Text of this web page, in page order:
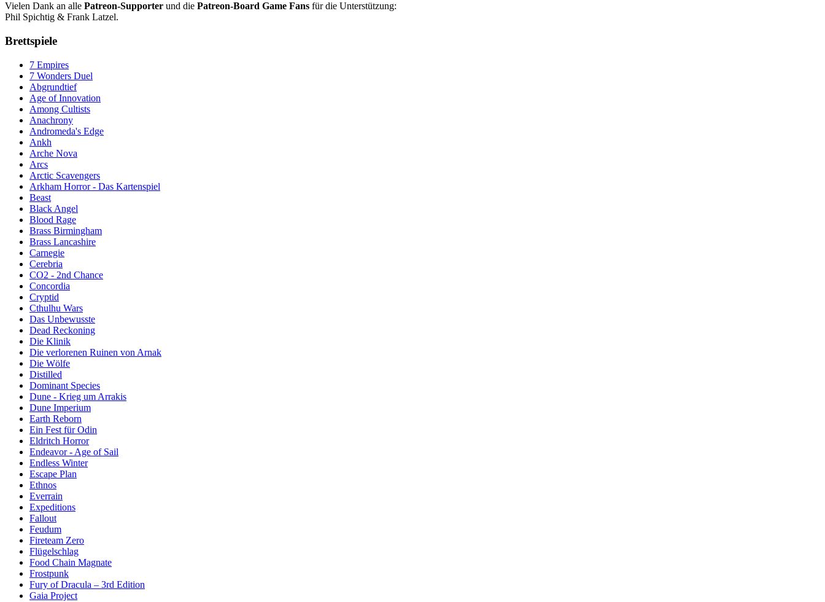
Vielen Dank an alle Patreon-Supporter und die Patreon-Board Game Fans für die Unterstützung:
Phil Spichtig & Frank Latzel.
Brettspiele
7 Empires
7 Wonders Duel
Abgrundtief
Age of Innovation
Among Cultists
Anachrony
Andromeda's Edge
Ankh
Arche Nova
Arcs
Arctic Scavengers
Arkham Horror - Das Kartenspiel
Beast
Black Angel
Blood Rage
Brass Birmingham
Brass Lancashire
Carnegie
Cerebria
CO2 - 2nd Chance
Concordia
Cryptid
Cthulhu Wars
Das Unbewusste
Dead Reckoning
Die Klinik
Die verlorenen Ruinen von Arnak
Die Wölfe
Distilled
Dominant Species
Dune - Krieg um Arrakis
Dune Imperium
Earth Reborn
Ein Fest für Odin
Eldritch Horror
Endeavor - Age of Sail
Endless Winter
Escape Plan
Ethnos
Everrain
Expeditions
Fallout
Feudum
Fireteam Zero
Flügelschlag
Food Chain Magnate
Frostpunk
Fury of Dracula – 3rd Edition
Gaia Project